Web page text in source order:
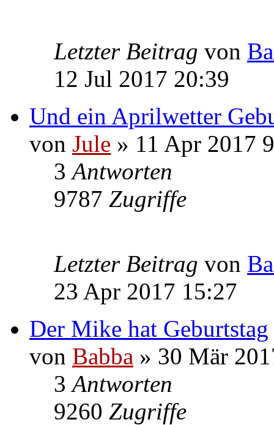
Letzter Beitrag von
12 Jul 2017 20:39
Und ein Aprilwetter
von Jule » 11 Apr 2017
3Antworten
9787 Zugriffe
Letzter Beitrag von
23 Apr 2017 15:27
Der Mike hat Geburtstag
von Babba » 30 Mär
3Antworten
9260 Zugriffe